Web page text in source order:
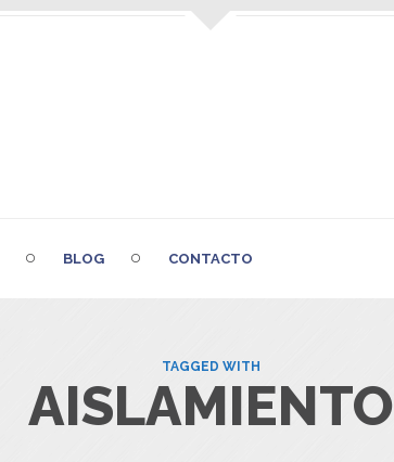
BLOG CONTACTO
TAGGED WITH
AISLAMIENTO